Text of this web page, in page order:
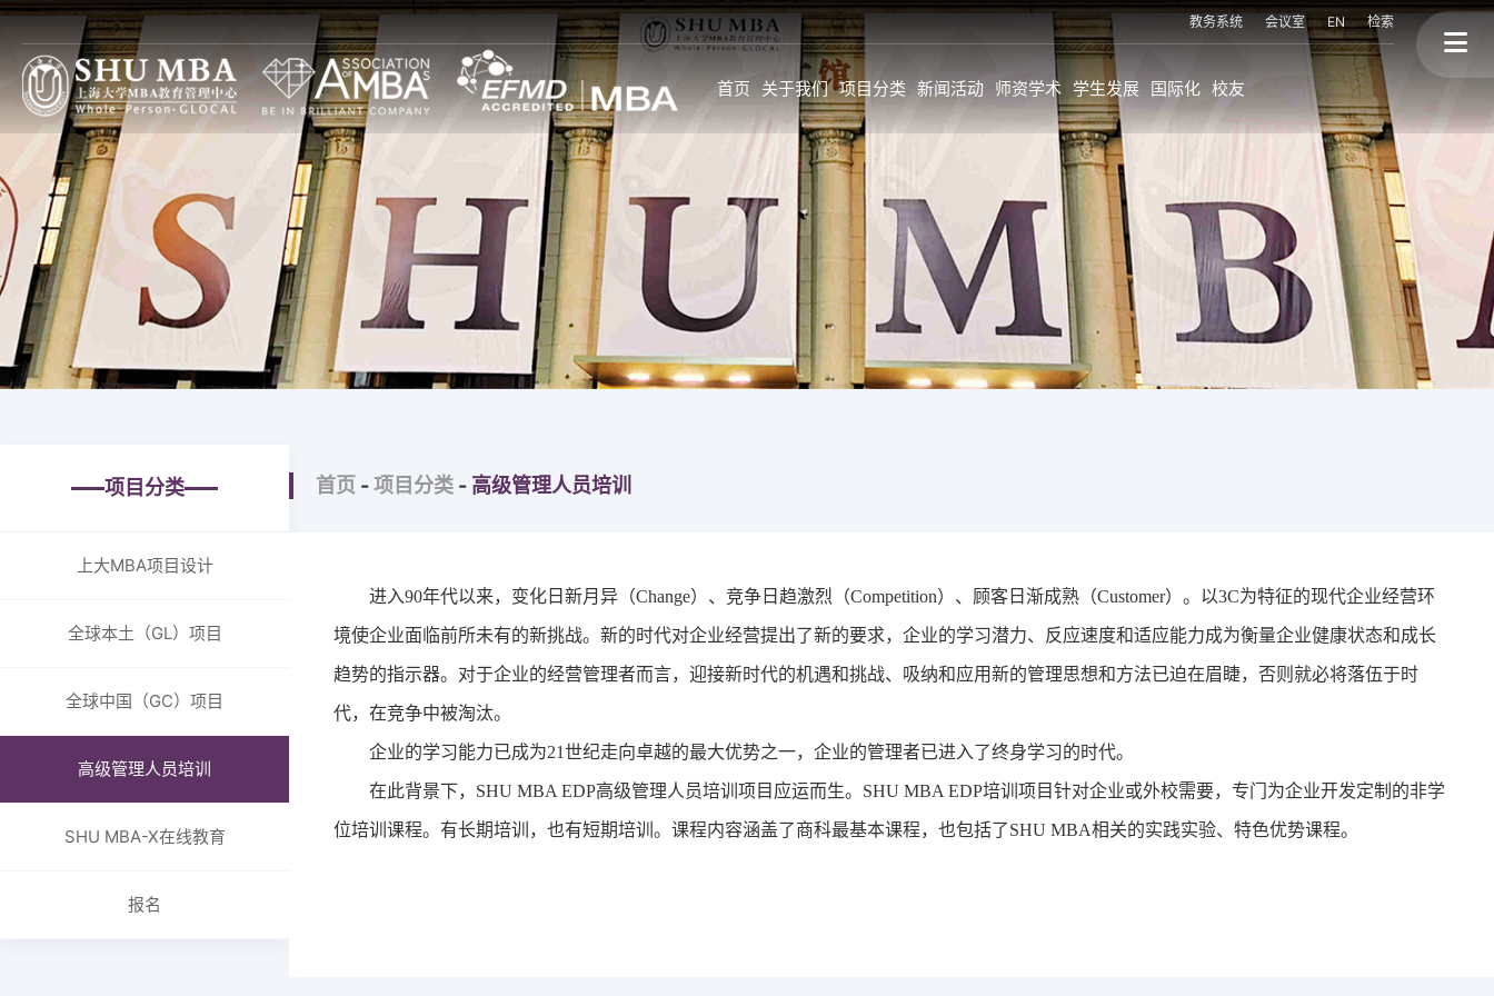
教务系统 会议室 EN 检索
首页 关于我们 项目分类 新闻活动 师资学术 学生发展 国际化 校友
项目特色
上大MBA一览
上大MBA模式
SHUMBA教与学
主任寄语
大事记
治理构架
国际成绩
卓越教学奖项
ECO合作伙伴
上大MBA校企合作
全球合作院校
全球合作组织与商业
上大MBA项目设计
全球本土（GL）项目
全日制
非全日制
全球中国（GC）项目
全日制
SHU MBA-X在线教育
焦点新闻
通知公告
论坛活动
图片新闻
SHU MBA 师资情况一
览
GL师资
校内全职师资
特约前沿师资
学术简报
学生故事与感言
学生全面发展旅程
学生背景
个人发展
职业发展
上大MBA的国际化
海外持续进修学位
海外交换生项目
联盟高校海外访学
国际讲座&论坛
校友故事
终身学习
校友会与校友活动
校友背景
三个捐赠
项目分类
上大MBA项目设计
全球本土（GL）项目
全球中国（GC）项目
高级管理人员培训
SHU MBA-X在线教育
报名
首页 -项目分类 - 高级管理人员培训
进入90年代以来，变化日新月异（Change）、竞争日趋激烈（Competition）、顾客日渐成熟（Customer）。以3C为特征的现代企业经营环
境使企业面临前所未有的新挑战。新的时代对企业经营提出了新的要求，企业的学习潜力、反应速度和适应能力成为衡量企业健康状态和成长
趋势的指示器。对于企业的经营管理者而言，迎接新时代的机遇和挑战、吸纳和应用新的管理思想和方法已迫在眉睫，否则就必将落伍于时
代，在竞争中被淘汰。
企业的学习能力已成为21世纪走向卓越的最大优势之一，企业的管理者已进入了终身学习的时代。
在此背景下， SHU MBA EDP高级管理人员培训项目应运而生。 SHU MBA EDP培训项目针对企业或外校需要，专门为企业开发定制的非学
位培训课程。有长期培训，也有短期培训。课程内容涵盖了商科最基本课程，也包括了SHU MBA相关的实践实验、特色优势课程。